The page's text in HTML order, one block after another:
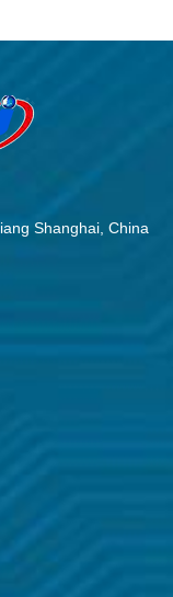
Shanghai, China